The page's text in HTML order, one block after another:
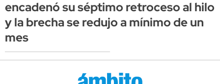
encadenó su séptimo retroceso al hilo
y la brecha se redujo a mínimo de un
mes